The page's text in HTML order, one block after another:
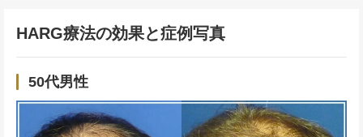
HARG療法の効果と症例写真
50代男性